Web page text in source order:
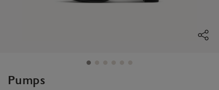
Pumps